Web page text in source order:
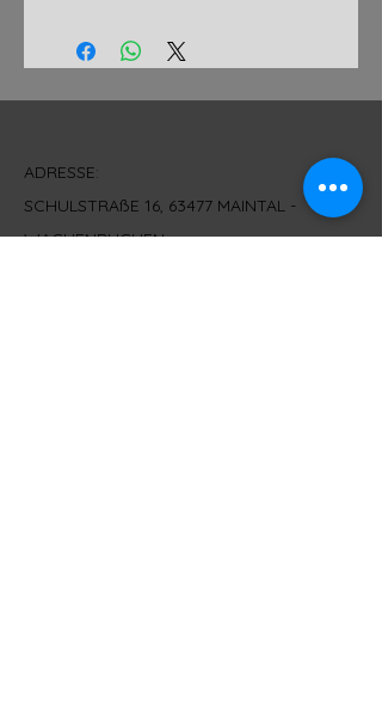
ADRESSE:
SCHULSTRAßE 16, 63477 MAINTAL -
WACHENBUCHEN